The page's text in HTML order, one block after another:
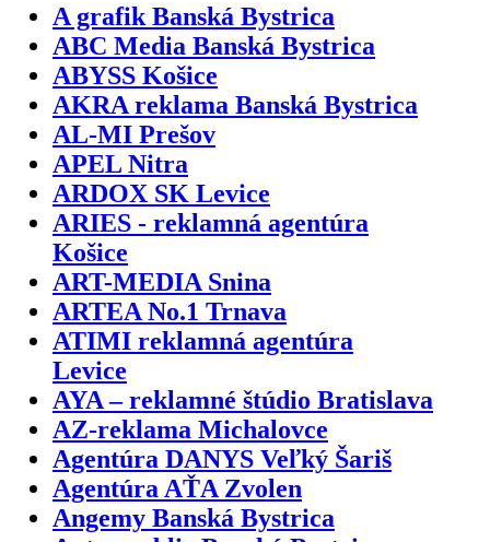
A grafik Banská Bystrica
ABC Media Banská Bystrica
ABYSS Košice
AKRA reklama Banská Bystrica
AL-MI Prešov
APEL Nitra
ARDOX SK Levice
ARIES - reklamná agentúra
Košice
ART-MEDIA Snina
ARTEA No.1 Trnava
ATIMI reklamná agentúra
Levice
AYA – reklamné štúdio Bratislava
AZ-reklama Michalovce
Agentúra DANYS Veľký Šariš
Agentúra AŤA Zvolen
Angemy Banská Bystrica